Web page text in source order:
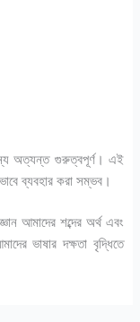
অত্যন্ত গুরুত্বপূর্ণ। এই
ব্যবহার করা সম্ভব।
আমাদের শব্দের অর্থ এবং
ভাষার দক্ষতা বৃদ্ধিতে